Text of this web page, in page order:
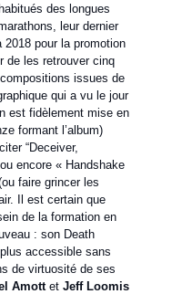
des longues
leur dernier
pour la promotion
de les retrouver cinq
issues de
qui a vu le jour
est fidèlement mise en
formant l’album)
“Deceiver,
encore « Handshake
faire grincer les
Il est certain que
de la formation en
: son Death
accessible sans
de virtuosité de ses
Amottet Jeff Loomis